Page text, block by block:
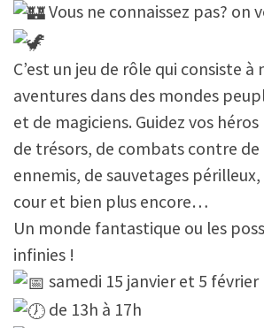
Vous ne connaissez pas? on
C’est un jeu de rôle qui consiste à
aventures dans des mondes
et de magiciens. Guidez vos
de trésors, de combats contre
ennemis, de sauvetages périlleux,
cour et bien plus encore…
Un monde fantastique ou les
infinies !
samedi 15 janvier et 5 février
de 13h à 17h